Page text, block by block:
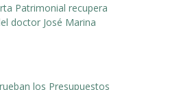
Patrimonial recupera
doctor José Marina
los Presupuestos